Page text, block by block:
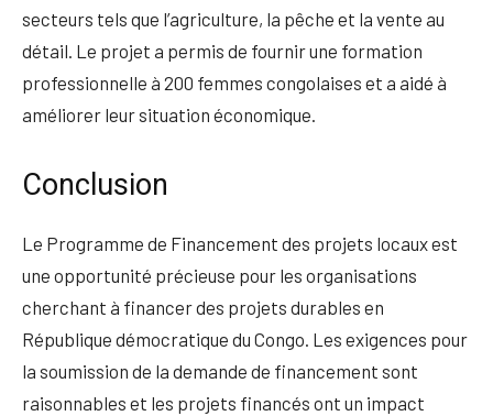
secteurs tels que l’agriculture, la pêche et la vente au
détail. Le projet a permis de fournir une formation
professionnelle à 200 femmes congolaises et a aidé à
améliorer leur situation économique.
Conclusion
Le Programme de Financement des projets locaux est
une opportunité précieuse pour les organisations
cherchant à financer des projets durables en
République démocratique du Congo. Les exigences pour
la soumission de la demande de financement sont
raisonnables et les projets financés ont un impact